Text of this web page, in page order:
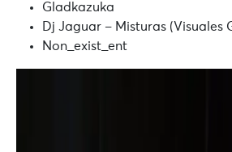
Gladkazuka
Dj Jaguar – Misturas (Visuales
Non_exist_ent